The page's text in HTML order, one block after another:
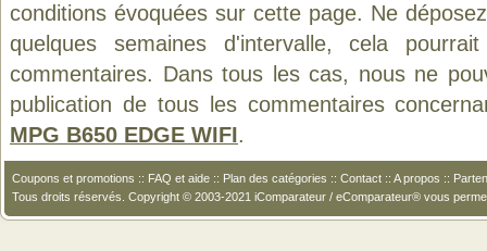
conditions évoquées sur cette page. Ne
quelques semaines d'intervalle, cela
commentaires. Dans tous les cas, nous ne
publication de tous les commentaires
MPG B650 EDGE WIFI.
Coupons et promotions :: FAQ et aide :: Plan des catégories :: Contact :: A propos ::
Tous droits réservés. Copyright © 2003-2021 iComparateur / eComparateur® vous